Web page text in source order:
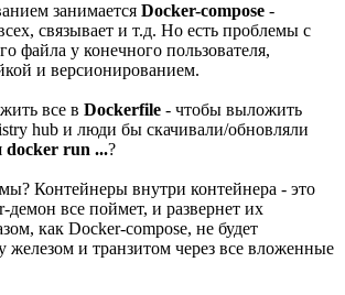
занимается Docker-compose -
связывает и т.д. Но есть проблемы с
файла у конечного пользователя,
и версионированием.
все в Dockerfile - чтобы выложить
hub и люди бы скачивали/обновляли
docker run ...?
Контейнеры внутри контейнера - это
все поймет, и развернет их
как Docker-compose, не будет
железом и транзитом через все вложенные